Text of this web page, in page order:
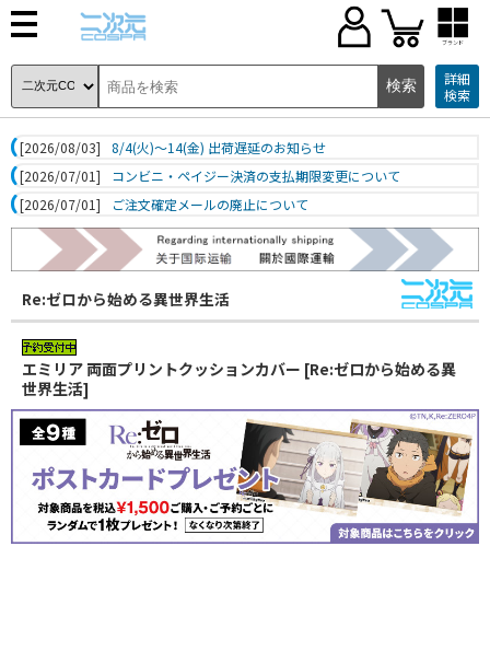
ブランド
詳細
検索
[2026/08/03]
8/4(火)～14(金) 出荷遅延のお知らせ
[2026/07/01]
コンビニ・ペイジー決済の支払期限変更について
[2026/07/01]
ご注文確定メールの廃止について
Re:ゼロから始める異世界生活
エミリア 両面プリントクッションカバー [Re:ゼロから始める異
世界生活]